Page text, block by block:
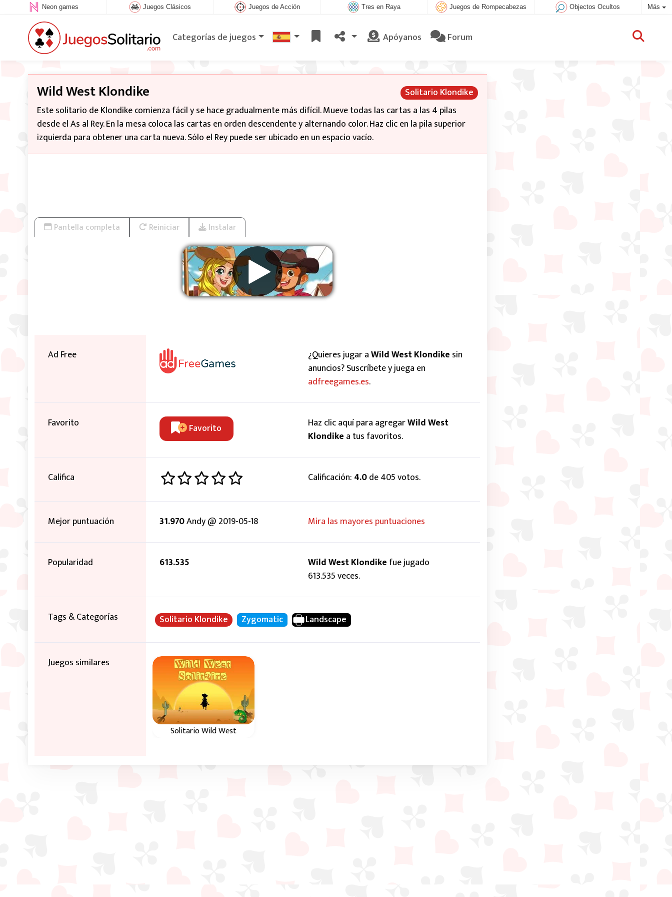
Neon games Juegos Clásicos Juegos de Acción Tres en Raya Juegos de Rompecabezas Objectos Ocultos Más
Categorías de juegos Apóyanos Forum
Solitario Klondike
Wild West Klondike
Este solitario de Klondike comienza fácil y se hace gradualmente más difícil. Mueve todas las cartas a las 4 pilas
desde el As al Rey. En la mesa coloca las cartas en orden descendente y alternando color. Haz clic en la pila superior
izquierda para obtener una carta nueva. Sólo el Rey puede ser ubicado en un espacio vacío.
Pantella completa Reiniciar Instalar
Ad Free ¿Quieres jugar aWild West Klondike sin
anuncios? Suscríbete y juega en
adfreegames.es.
Favorito Favorito Haz clic aquí para agregarWild West
Klondike a tus favoritos.
Califica Calificación: 4.0de 405 votos.
Mejor puntuación 31.970Andy @ 2019-05-18 Mira las mayores puntuaciones
Popularidad 613.535 Wild West Klondike fue jugado
613.535 veces.
Tags & Categorías Solitario Klondike Zygomatic Landscape
Juegos similares
Solitario Wild West
estilo Klondike.